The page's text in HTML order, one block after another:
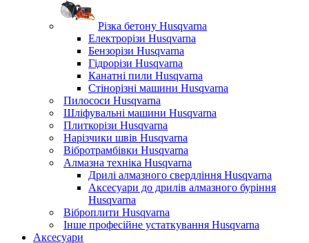
Різка бетону Husqvarna
Електрорізи Husqvarna
Бензорізи Husqvarna
Гідрорізи Husqvarna
Канатні пили Husqvarna
Стінорізні машини Husqvarna
Пилососи Husqvarna
Шліфувальні машини Husqvarna
Плиткорізи Husqvarna
Нарізчики швів Husqvarna
Вібротрамбівки Husqvarna
Алмазна техніка Husqvarna
Дрилі алмазного свердління Husqvarna
Аксесуари до дрилів алмазного буріння
Husqvarna
Віброплити Husqvarna
Інше професійне устаткування Husqvarna
Аксесуари